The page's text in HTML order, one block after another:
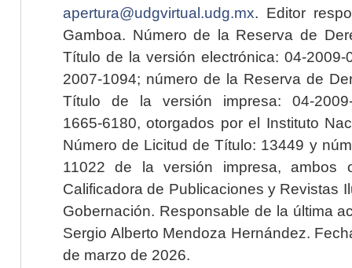
apertura@udgvirtual.udg.mx. Editor
Gamboa. Número de la Reserva de
Título de la versión electrónica: 04-2009-
2007-1094; número de la Reserva de
Título de la versión impresa: 04-2009-
1665-6180, otorgados por el Instituto
Número de Licitud de Título: 13449 y
11022 de la versión impresa, ambos
Calificadora de Publicaciones y Revistas
Gobernación. Responsable de la última
Sergio Alberto Mendoza Hernández.
de marzo de 2026.